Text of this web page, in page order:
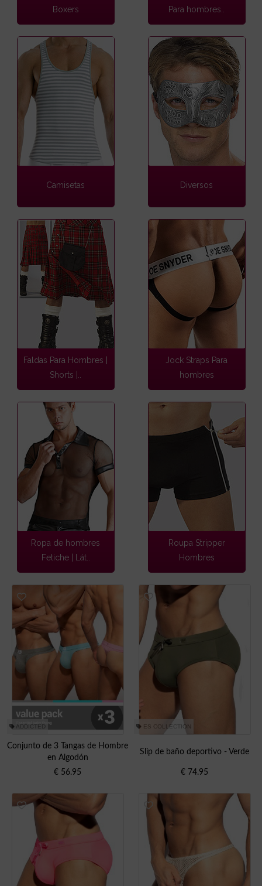
Boxers
Para hombres..
Camisetas Diversos
Faldas Para Hombres |
Shorts |..
Jock Straps Para
hombres
Ropa de hombres
Fetiche | Lát..
Roupa Stripper
Hombres
ADDICTED
Conjunto de 3 Tangas de Hombre
en Algodón
€ 56.95
ES COLLECTION
Slip de baño deportivo - Verde
€ 74.95